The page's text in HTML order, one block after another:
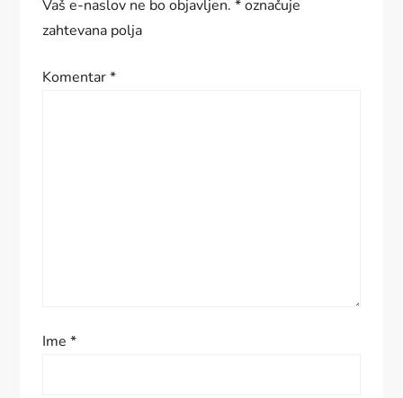
a
c
i
Vaš e-naslov ne bo objavljen. *označuje
zahtevana polja
Komentar*
Ime*